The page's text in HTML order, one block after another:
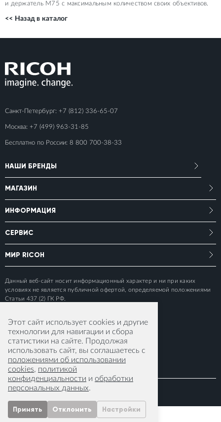
и держатель М75 с максимальным количеством своих объективов.
<< Назад в каталог
Санкт-Петербург: +7 (812) 336-65-07
Москва: +7 (499) 963-31-85
Бесплатно по России: 8 800 700-38-33
НАШИ БРЕНДЫ
МАГАЗИН
ИНФОРМАЦИЯ
СЕРВИС
МИР RICOH
Данный веб-сайт носит информационный характер и ни при каких
условиях не является публичной офертой, определяемой положениями
Статьи 437 (2) ГК РФ.
© 2015-2026 RICOH IMAGING EUROPE S.A.S
Этот сайт использует cookies и другие
технологии для навигации и сбора
статистики на сайте. Продолжая
использовать сайт, вы соглашаетесь с
положениями об использовании
cookies, политикой
конфиденциальности и обработки
персональных данных.
Принять Отклонить Настройки